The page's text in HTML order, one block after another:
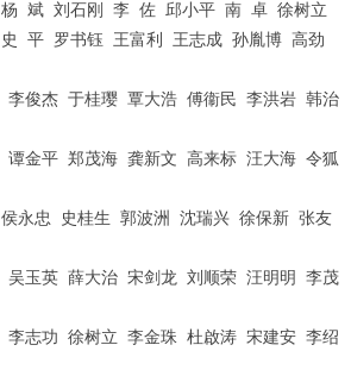
杨 斌 刘石刚 李 佐 邱小平 南 卓 徐树立
史 平 罗书钰 王富利 王志成 孙胤博 高劲
李俊杰 于桂璎 覃大浩 傅衞民 李洪岩 韩治
谭金平 郑茂海 龚新文 高来标 汪大海 令狐
侯永忠 史桂生 郭波洲 沈瑞兴 徐保新 张友
吴玉英 薛大治 宋剑龙 刘顺荣 汪明明
李茂
李志功 徐树立 李金珠 杜啟涛 宋建安 李绍